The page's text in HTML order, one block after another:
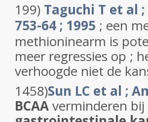
199) Taguchi T et al
753-64 ; 1995 ; een
methioninearm is
meer regressies op ;
verhoogde niet de
1458)Sun LC et al ;
BCAAverminderen